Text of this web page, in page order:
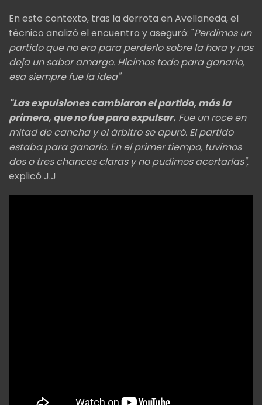
En este contexto, tras la derrota en Avellaneda, el
técnico analizó el encuentro y aseguró: "Perdimos un
partido que no era para perderlo sobre la hora y nos
deja un sabor amargo. Hicimos todo para ganarlo,
esa siempre fue la idea"
"Las expulsiones cambiaron el partido, más la
primera, que no fue para expulsar. Fue un roce en
mitad de cancha y el árbitro se apuró. El partido
estaba para ganarlo. En el primer tiempo, tuvimos
dos o tres chances claras y no pudimos acertarlas",
explicó J.J